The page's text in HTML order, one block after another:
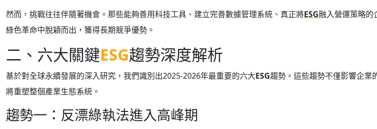
然而，挑戰往往伴隨著機會。那些能夠善用科技工具、建立完善數據管理系統、真正將ESG融入營運策略的
綠色革命中脫穎而出，獲得長期競爭優勢。
二、六大關鍵ESG趨勢深度解析
基於對全球永續發展的深入研究，我們識別出2025-2026年最重要的六大ESG趨勢。這些趨勢不僅影響企業
將重塑整個產業生態系統。
趨勢一：反漂綠執法進入高峰期